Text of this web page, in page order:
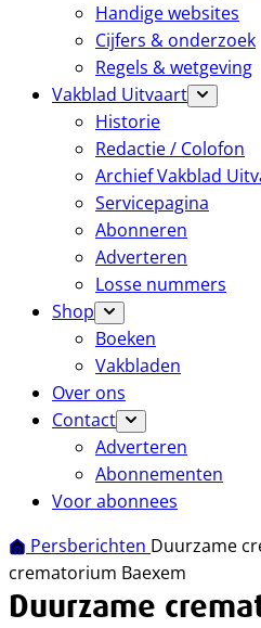
Handige websites
Cijfers & onderzoek
Regels & wetgeving
Vakblad Uitvaart
Historie
Redactie / Colofon
Archief Vakblad
Servicepagina
Abonneren
Adverteren
Losse nummers
Shop
Boeken
Vakbladen
Over ons
Contact
Adverteren
Abonnementen
Voor abonnees
Persberichten Duurzame
crematorium Baexem
Duurzame